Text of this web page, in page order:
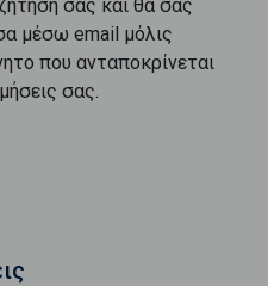
σας και θα σας
μέσω email μόλις
που ανταποκρίνεται
σας.